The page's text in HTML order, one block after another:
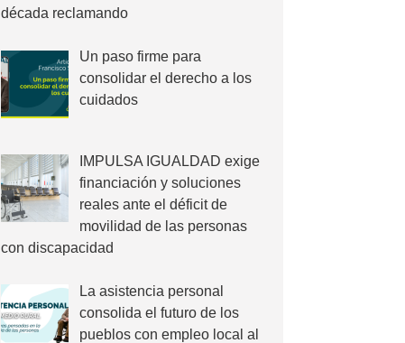
década reclamando
Un paso firme para
consolidar el derecho a los
cuidados
IMPULSA IGUALDAD exige
financiación y soluciones
reales ante el déficit de
movilidad de las personas
con discapacidad
La asistencia personal
consolida el futuro de los
pueblos con empleo local al